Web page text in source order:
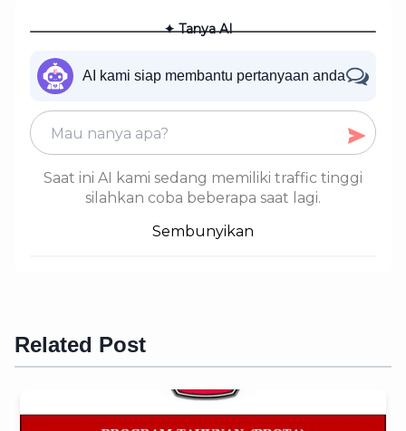
✦ Tanya AI
AI kami siap membantu pertanyaan anda
Saat ini AI kami sedang memiliki traffic tinggi
silahkan coba beberapa saat lagi.
Sembunyikan
Related Post